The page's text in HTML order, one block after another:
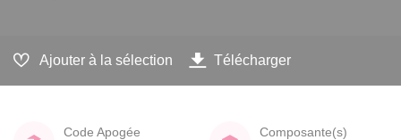
Ajouter à la sélection Télécharger
Code Apogée
Composante(s)